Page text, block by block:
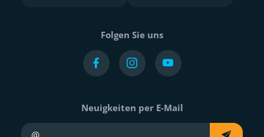
Folgen Sie uns
Neuigkeiten per E-Mail